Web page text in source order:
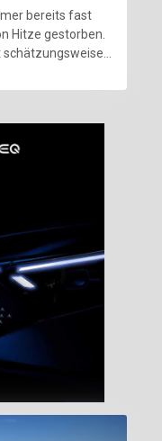
bereits fast
Hitze gestorben.
schätzungsweise
in Berlin
Robert-Koch-
höchste Wert